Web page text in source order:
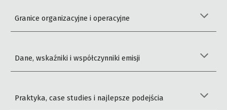
Granice organizacyjne i operacyjne
Dane, wskaźniki i współczynniki emisji
Praktyka, case studies i najlepsze podejścia